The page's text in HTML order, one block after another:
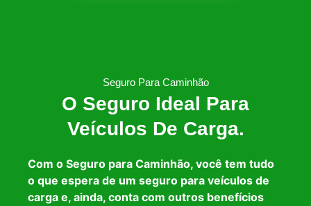
Seguro Para Caminhão
O Seguro Ideal Para
Veículos De Carga.
Com o Seguro para Caminhão, você tem tudo
o que espera de um seguro para veículos de
carga e, ainda, conta com outros benefícios